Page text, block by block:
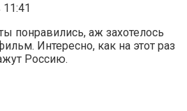
понравились, аж захотелось
Интересно, как на этот раз
Россию.